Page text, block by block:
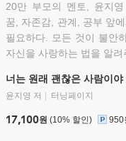
20만 부모의 멘토, 윤지
꿈, 자존감, 관계, 공부 앞
필요하다. 모든 것이 불안
자신을 사랑하는 법을 알려
너는 원래 괜찮은 사람이야
윤지영 저 터닝페이지
17,100원 (10% 할인) 950